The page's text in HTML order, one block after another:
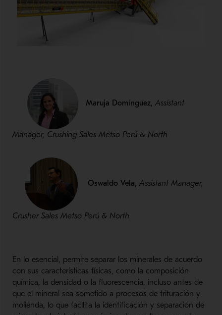
Maruja Domínguez, Assistant
Manager, Crushing Sales Metso Perú & North
Oswaldo Vela, Assistant Manager,
Crusher Sales Metso Perú & North
En lo esencial, permite separar los minerales de acuerdo
con sus características físicas, como la composición
química, la densidad o la fluorescencia, incluso antes de
que el mineral sea sometido a procesos de trituración y
molienda, lo que facilita la identificación y separación de